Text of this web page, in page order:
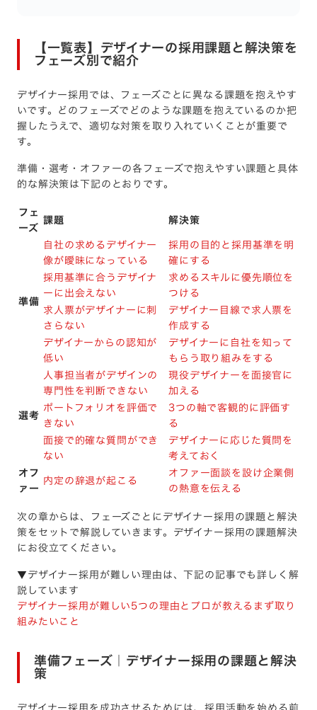
【一覧表】デザイナーの採用課題と解決策を
フェーズ別で紹介
デザイナー採用では、フェーズごとに異なる課題を抱えやす
いです。どのフェーズでどのような課題を抱えているのか把
握したうえで、適切な対策を取り入れていくことが重要で
す。
準備・選考・オファーの各フェーズで抱えやすい課題と具体
的な解決策は下記のとおりです。
フェ
ーズ
課題 解決策
準備
自社の求めるデザイナー
像が曖昧になっている
採用の目的と採用基準を明
確にする
採用基準に合うデザイナ
ーに出会えない
求めるスキルに優先順位を
つける
求人票がデザイナーに刺
さらない
デザイナー目線で求人票を
作成する
デザイナーからの認知が
低い
デザイナーに自社を知って
もらう取り組みをする
選考
人事担当者がデザインの
専門性を判断できない
現役デザイナーを面接官に
加える
ポートフォリオを評価で
きない
3つの軸で客観的に評価す
る
面接で的確な質問ができ
ない
デザイナーに応じた質問を
考えておく
オフ
ァー
内定の辞退が起こる
オファー面談を設け企業側
の熱意を伝える
次の章からは、フェーズごとにデザイナー採用の課題と解決
策をセットで解説していきます。デザイナー採用の課題解決
にお役立てください。
▼デザイナー採用が難しい理由は、下記の記事でも詳しく解
説しています
デザイナー採用が難しい5つの理由とプロが教えるまず取り
組みたいこと
準備フェーズ｜デザイナー採用の課題と解決
策